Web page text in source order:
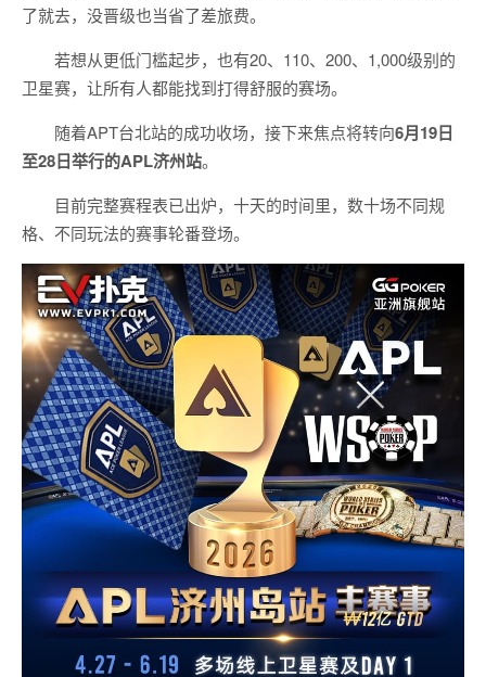
了就去，没晋级也当省了差旅费。
若想从更低门槛起步，也有20、110、200、1,000级别的
卫星赛，让所有人都能找到打得舒服的赛场。
随着APT台北站的成功收场，接下来焦点将转向6月19日
至28日举行的APL济州站。
目前完整赛程表已出炉，十天的时间里，数十场不同规
格、不同玩法的赛事轮番登场。